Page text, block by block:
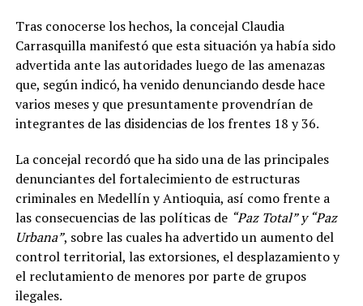
Tras conocerse los hechos, la concejal Claudia
Carrasquilla manifestó que esta situación ya había sido
advertida ante las autoridades luego de las amenazas
que, según indicó, ha venido denunciando desde hace
varios meses y que presuntamente provendrían de
integrantes de las disidencias de los frentes 18 y 36.
La concejal recordó que ha sido una de las principales
denunciantes del fortalecimiento de estructuras
criminales en Medellín y Antioquia, así como frente a
las consecuencias de las políticas de “Paz Total” y “Paz
Urbana”, sobre las cuales ha advertido un aumento del
control territorial, las extorsiones, el desplazamiento y
el reclutamiento de menores por parte de grupos
ilegales.